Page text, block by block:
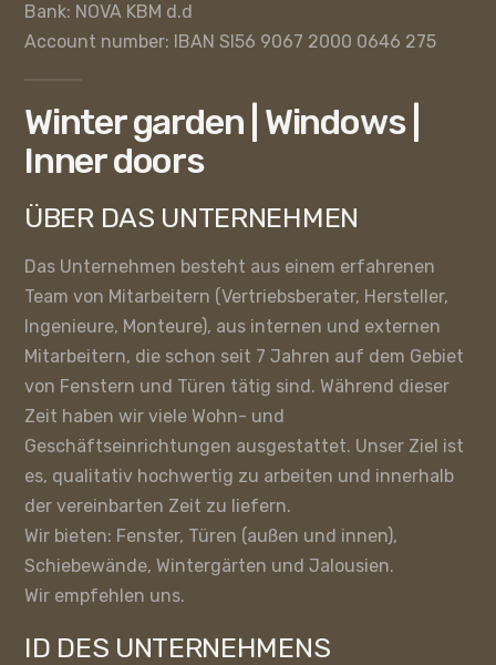
Bank: NOVA KBM d.d
Account number: IBAN SI56 9067 2000 0646 275
Winter garden | Windows |
Inner doors
ÜBER DAS UNTERNEHMEN
Das Unternehmen besteht aus einem erfahrenen
Team von Mitarbeitern (Vertriebsberater, Hersteller,
Ingenieure, Monteure), aus internen und externen
Mitarbeitern, die schon seit 7 Jahren auf dem Gebiet
von Fenstern und Türen tätig sind. Während dieser
Zeit haben wir viele Wohn- und
Geschäftseinrichtungen ausgestattet. Unser Ziel ist
es, qualitativ hochwertig zu arbeiten und innerhalb
der vereinbarten Zeit zu liefern.
Wir bieten: Fenster, Türen (außen und innen),
Schiebewände, Wintergärten und Jalousien.
Wir empfehlen uns.
ID DES UNTERNEHMENS